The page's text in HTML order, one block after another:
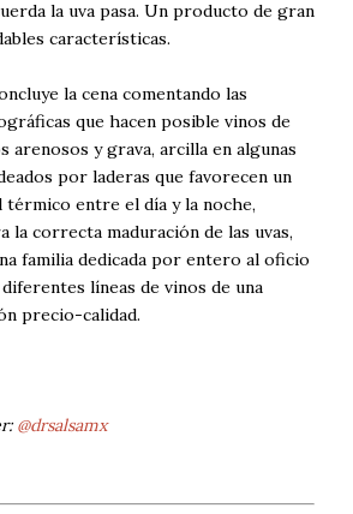
la uva pasa. Un producto de gran
características.
la cena comentando las
que hacen posible vinos de
arenosos y grava, arcilla en algunas
por laderas que favorecen un
entre el día y la noche,
la correcta maduración de las uvas,
familia dedicada por entero al oficio
líneas de vinos de una
precio-calidad.
@drsalsamx